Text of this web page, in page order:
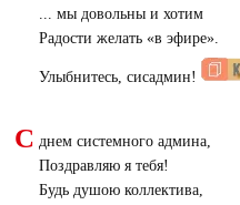
... мы довольны и хотим
Радости желать «в эфире».
Улыбнитесь, сисадмин!
С днем системного админа,
Поздравляю я тебя!
Будь душою коллектива,